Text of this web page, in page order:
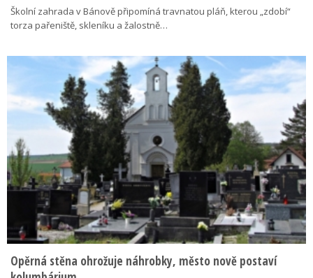
Školní zahrada v Bánově připomíná travnatou pláň, kterou „zdobí“
torza pařeniště, skleníku a žalostně…
Opěrná stěna ohrožuje náhrobky, město nově postaví